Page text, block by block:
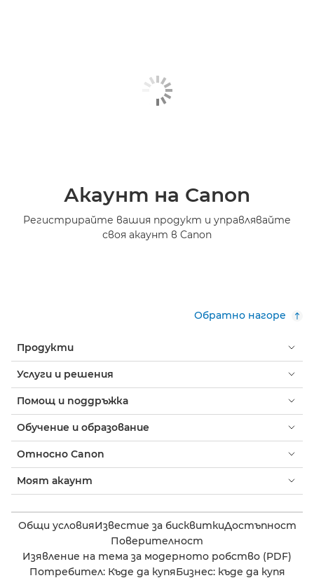
Акаунт на Canon
Регистрирайте вашия продукт и управлявайте
своя акаунт в Canon
Обратно нагоре
Продукти
Услуги и решения
Помощ и поддръжка
Обучение и образование
Относно Canon
Моят акаунт
Общи условияИзвестие за бисквиткиДостъпност
Поверителност
Изявление на тема за модерното робство (PDF)
Потребител: Къде да купяБизнес: къде да купя